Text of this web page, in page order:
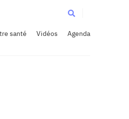
santé Vidéos Agenda